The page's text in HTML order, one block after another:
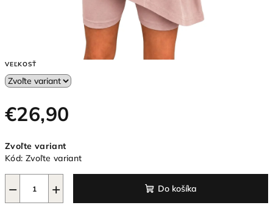
VEĽKOSŤ
€26,90
cena:
Zvoľte variant
Kód: Zvoľte variant
+
− Do košíka